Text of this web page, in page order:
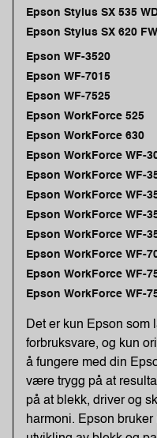
Epson Stylus SX 535
Epson Stylus SX 620 FW
Epson WF-3520
Epson WF-7015
Epson WF-7525
Epson WorkForce 525
Epson WorkForce 630
Epson WorkForce WF-
Epson WorkForce WF-
Epson WorkForce WF-
Epson WorkForce WF-
Epson WorkForce WF-
Epson WorkForce WF-
Epson WorkForce WF-
Epson WorkForce WF-
Det er kun Epson som
forbruksvare, og kun
å fungere med din
være trygg på at
på at blekk, driver og
harmoni. Epson